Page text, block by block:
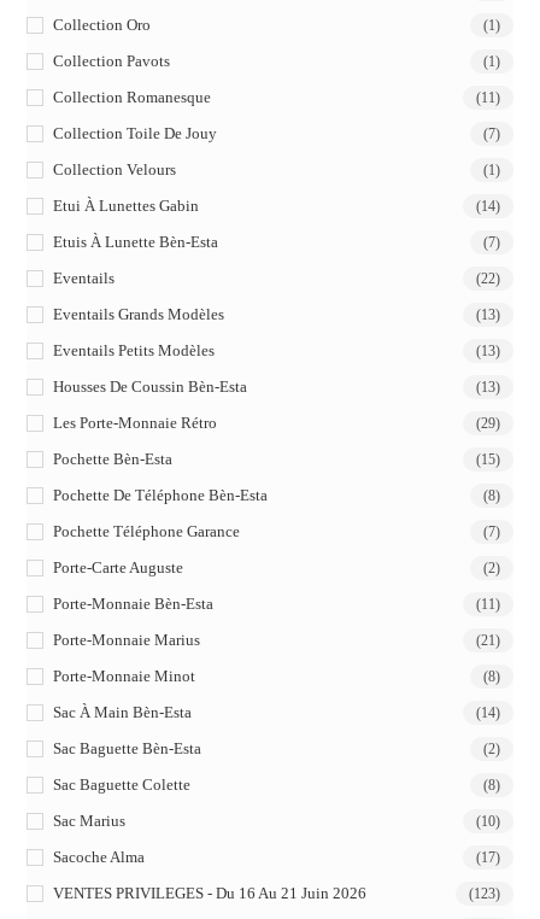
Collection Oro (1)
Collection Pavots (1)
Collection Romanesque (11)
Collection Toile De Jouy (7)
Collection Velours (1)
Etui À Lunettes Gabin (14)
Etuis À Lunette Bèn-Esta (7)
Eventails (22)
Eventails Grands Modèles (13)
Eventails Petits Modèles (13)
Housses De Coussin Bèn-Esta (13)
Les Porte-Monnaie Rétro (29)
Pochette Bèn-Esta (15)
Pochette De Téléphone Bèn-Esta (8)
Pochette Téléphone Garance (7)
Porte-Carte Auguste (2)
Porte-Monnaie Bèn-Esta (11)
Porte-Monnaie Marius (21)
Porte-Monnaie Minot (8)
Sac À Main Bèn-Esta (14)
Sac Baguette Bèn-Esta (2)
Sac Baguette Colette (8)
Sac Marius (10)
Sacoche Alma (17)
VENTES PRIVILEGES - Du 16 Au 21 Juin 2026 (123)